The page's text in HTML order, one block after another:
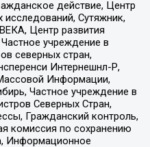
действие, Центр
Сутяжник,
Центр развития
учреждение в
северных стран,
Интернешнл-Р,
Информации,
Частное учреждение в
Северных Стран,
Гражданский контроль,
комиссия по сохранению
Информационное